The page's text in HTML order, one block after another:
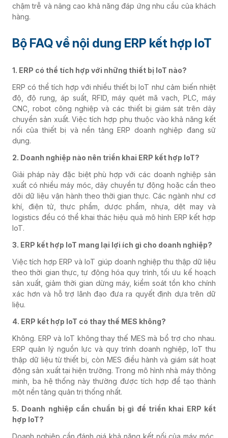
chậm trễ và nâng cao khả năng đáp ứng nhu cầu của khách
hàng.
Bộ FAQ về nội dung ERP kết hợp IoT
1. ERP có thể tích hợp với những thiết bị IoT nào?
ERP có thể tích hợp với nhiều thiết bị IoT như cảm biến nhiệt
độ, độ rung, áp suất, RFID, máy quét mã vạch, PLC, máy
CNC, robot công nghiệp và các thiết bị giám sát trên dây
chuyền sản xuất. Việc tích hợp phụ thuộc vào khả năng kết
nối của thiết bị và nền tảng ERP doanh nghiệp đang sử
dụng.
2. Doanh nghiệp nào nên triển khai ERP kết hợp IoT?
Giải pháp này đặc biệt phù hợp với các doanh nghiệp sản
xuất có nhiều máy móc, dây chuyền tự động hoặc cần theo
dõi dữ liệu vận hành theo thời gian thực. Các ngành như cơ
khí, điện tử, thực phẩm, dược phẩm, nhựa, dệt may và
logistics đều có thể khai thác hiệu quả mô hình ERP kết hợp
IoT.
3. ERP kết hợp IoT mang lại lợi ích gì cho doanh nghiệp?
Việc tích hợp ERP và IoT giúp doanh nghiệp thu thập dữ liệu
theo thời gian thực, tự động hóa quy trình, tối ưu kế hoạch
sản xuất, giảm thời gian dừng máy, kiểm soát tồn kho chính
xác hơn và hỗ trợ lãnh đạo đưa ra quyết định dựa trên dữ
liệu.
4. ERP kết hợp IoT có thay thế MES không?
Không. ERP và IoT không thay thế MES mà bổ trợ cho nhau.
ERP quản lý nguồn lực và quy trình doanh nghiệp, IoT thu
thập dữ liệu từ thiết bị, còn MES điều hành và giám sát hoạt
động sản xuất tại hiện trường. Trong mô hình nhà máy thông
minh, ba hệ thống này thường được tích hợp để tạo thành
một nền tảng quản trị thống nhất.
5. Doanh nghiệp cần chuẩn bị gì để triển khai ERP kết
hợp IoT?
Doanh nghiệp cần đánh giá khả năng kết nối của máy móc,